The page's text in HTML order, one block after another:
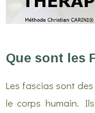
Que sont les
Les fascias sont
le corps humain.